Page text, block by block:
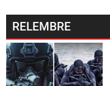
RELEMBRE